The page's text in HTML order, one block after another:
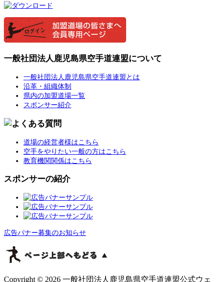
一般社団法人鹿児島県空手道連盟について
一般社団法人鹿児島県空手道連盟とは
沿革・組織体制
県内の加盟道場一覧
スポンサー紹介
道場の経営者様はこちら
空手をやりたい一般の方はこちら
教育機関関係はこちら
スポンサーの紹介
広告バナー募集のお知らせ
Copyright © 2026 一般社団法人鹿児島県空手道連盟公式ウェ